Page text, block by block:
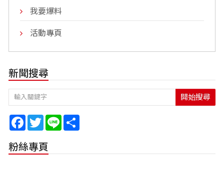
我要爆料
活動專頁
新聞搜尋
開始搜尋
Facebook
TwitterLine
粉絲專頁